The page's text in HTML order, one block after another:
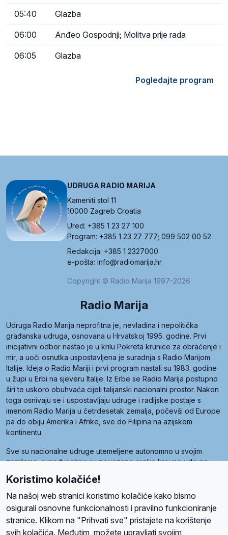
05:40 Glazba
06:00 Anđeo Gospodnji; Molitva prije rada
06:05 Glazba
Pogledajte program
UDRUGA RADIO MARIJA
Kameniti stol 11
10000 Zagreb Croatia
Ured: +385 1 23 27 100
Program: +385 1 23 27 777; 099 502 00 52
Redakcija: +385 1 2327000
e-pošta: info@radiomarija.hr
Copyright © Radio Marija 1997-2026
Radio Marija
Udruga Radio Marija neprofitna je, nevladina i nepolitička
građanska udruga, osnovana u Hrvatskoj 1995. godine. Prvi
inicijativni odbor nastao je u krilu Pokreta krunice za obraćenje i
mir, a uoči osnutka uspostavljena je suradnja s Radio Marijom
Italije. Ideja o Radio Mariji i prvi program nastali su 1983. godine
u župi u Erbi na sjeveru Italije. Iz Erbe se Radio Marija postupno
širi te uskoro obuhvaća cijeli talijanski nacionalni prostor. Nakon
toga osnivaju se i uspostavljaju udruge i radijske postaje s
imenom Radio Marija u četrdesetak zemalja, počevši od Europe
pa do obiju Amerika i Afrike, sve do Filipina na azijskom
kontinentu.
Sve su nacionalne udruge utemeljene autonomno u svojim
zemljama, a međusobna su povezane preko krovne udruge
Radio Maria). Svjetsku obitelj utemeljilo je sedam članica, među
kojima je i hrvatska Udruga Radio Marija.
Koristimo kolačiće!
Na našoj web stranici koristimo kolačiće kako bismo
osigurali osnovne funkcionalnosti i pravilno funkcioniranje
stranice. Klikom na "Prihvati sve" pristajete na korištenje
svih kolačića. Međutim, možete upravljati svojim